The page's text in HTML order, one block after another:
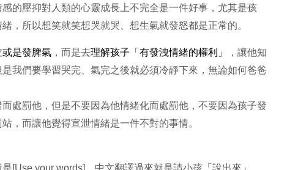
的壓抑對人類的心靈成長上不完全是一件好事，尤其是孩
，所以想笑就笑想哭就哭、想生氣就發怒都是正常的。
是發脾氣 ，而是去理解孩子「有發洩情緒的權利」
，讓他知
我們要學習哭完、氣完之後就必須冷靜下來，無論如何爸爸
處罰他，但是不要因為他情緒化而處罰他，不要因為孩子發
，而讓他覺得宣泄情緒是一件不對的事情。
[Use your words]，中文翻譯過來就是請小孩「說出來」